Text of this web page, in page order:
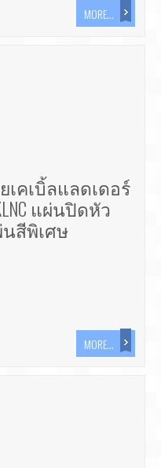
MORE...
เคเบิ้ลแลดเดอร์
แผ่นปิดหัว
สีพิเศษ
MORE...